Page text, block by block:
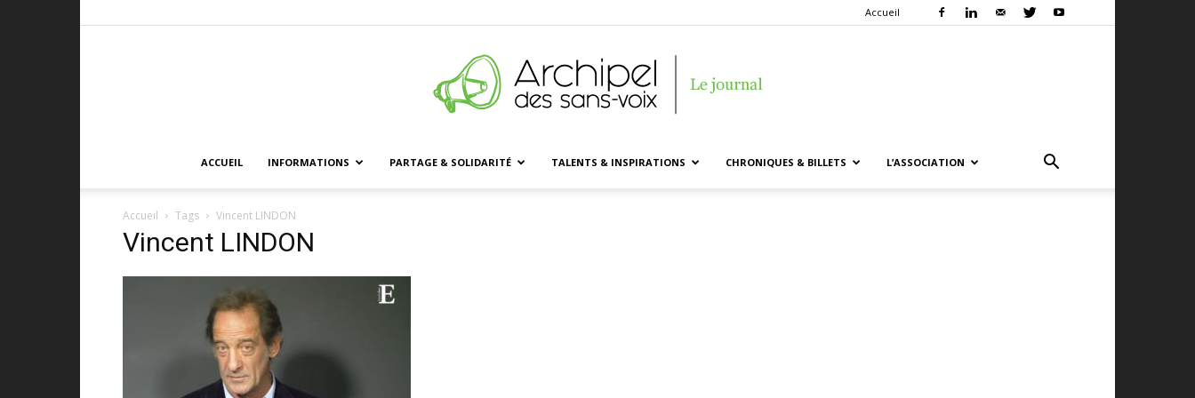
Accueil
ACCUEIL INFORMATIONS PARTAGE & SOLIDARITÉ TALENTS & INSPIRATIONS CHRONIQUES & BILLETS L’ASSOCIATION
Accueil Tags Vincent LINDON
Vincent LINDON